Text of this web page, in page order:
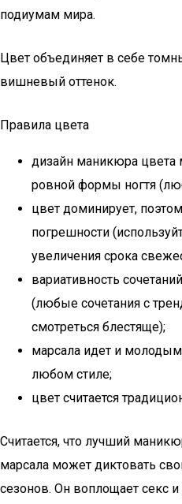
подиумам мира.
Цвет объединяет в себе
вишневый оттенок.
Правила цвета
дизайн маникюра цвета
ровной формы ногтя
цвет доминирует,
погрешности
увеличения срока
вариативность
(любые сочетания с
смотреться блестяще);
марсала идет и
любом стиле;
цвет считается
Считается, что лучший
марсала может диктовать
сезонов. Он воплощает секс